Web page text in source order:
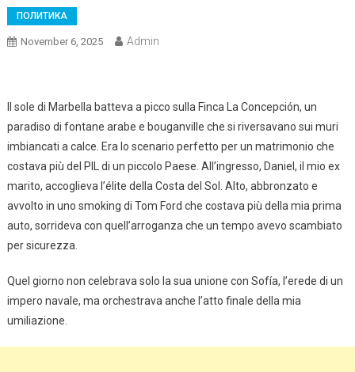
ПОЛИТИКА
November 6, 2025 Admin
Il sole di Marbella batteva a picco sulla Finca La Concepción, un
paradiso di fontane arabe e bouganville che si riversavano sui muri
imbiancati a calce. Era lo scenario perfetto per un matrimonio che
costava più del PIL di un piccolo Paese. All’ingresso, Daniel, il mio ex
marito, accoglieva l’élite della Costa del Sol. Alto, abbronzato e
avvolto in uno smoking di Tom Ford che costava più della mia prima
auto, sorrideva con quell’arroganza che un tempo avevo scambiato
per sicurezza.
Quel giorno non celebrava solo la sua unione con Sofía, l’erede di un
impero navale, ma orchestrava anche l’atto finale della mia
umiliazione.